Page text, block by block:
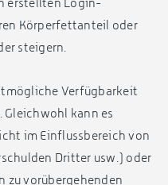
Körperfettanteil oder
steigern.
Verfügbarkeit
kann es
im Einflussbereich von
Dritter usw.) oder
zu vorübergehenden